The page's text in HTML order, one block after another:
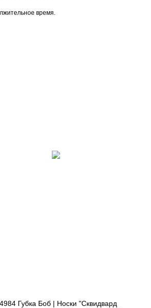
время.
Губка Боб | Носки "Сквидвард